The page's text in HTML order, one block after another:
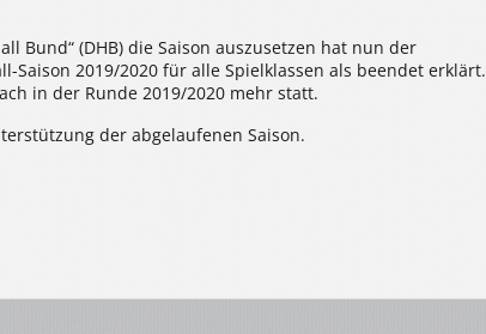
Bund“ (DHB) die Saison auszusetzen hat nun der
Saison 2019/2020 für alle Spielklassen als beendet erklärt.
in der Runde 2019/2020 mehr statt.
der abgelaufenen Saison.